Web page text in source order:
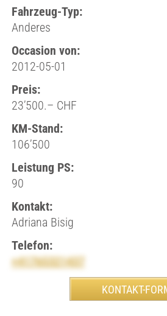
Fahrzeug-Typ:
Anderes
Occasion von:
2012-05-01
Preis:
23’500.– CHF
KM-Stand:
106’500
Leistung PS:
90
Kontakt:
Adriana Bisig
Telefon:
+41765321437